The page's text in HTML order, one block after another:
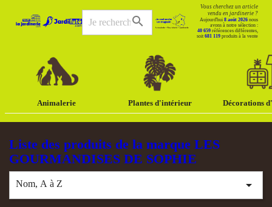
search
Vous cherchez un article
vendu en jardinerie ?
Aujourd'hui 8 août 2026 nous
avons à notre sélection :
40 659 références différentes,
soit 681 119 produits à la vente
Animalerie Plantes d'intérieur Décorations
Liste des produits de la marque LES
GOURMANDISES DE SOPHIE
Nom, A à Z 